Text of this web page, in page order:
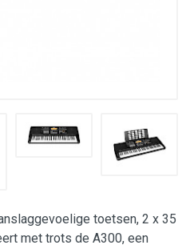
toetsen, 2 x 35
met trots de A300, een